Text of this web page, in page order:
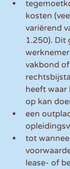
kosten
variërend
1.250). Dit
vakbond
heeft waar
op kan
een
tot
lease- of